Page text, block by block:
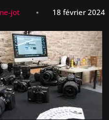
jot 18 février 2024